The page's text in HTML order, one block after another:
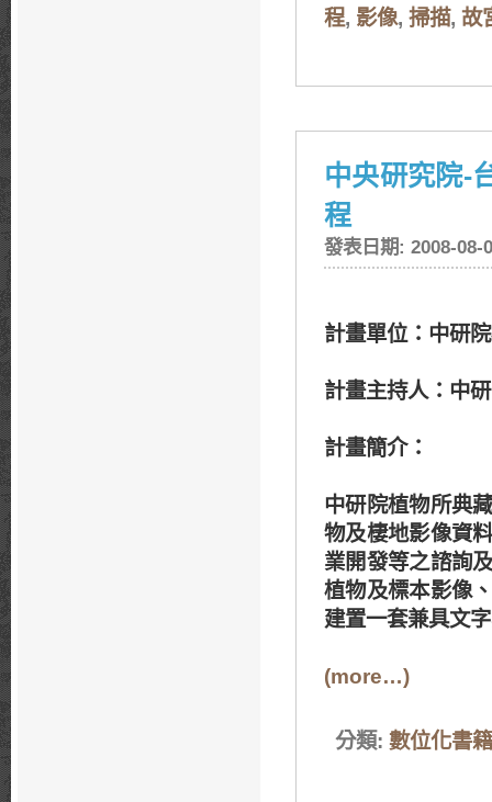
程, 影像, 掃描, 故
中央研究院-
程
發表日期: 2008-08-
計畫單位 ：中研
計畫主持人 ：中
計畫簡介：
中研院植物所典
物及棲地影像資
業開發等之諮詢
植物及標本影像
建置一套兼具文
(more…)
分類: 數位化書籍